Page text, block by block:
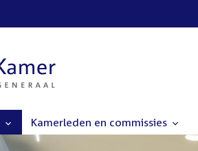
Kamerleden en commissies